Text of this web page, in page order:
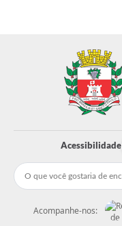
Acessibilidade
Acompanhe-nos: